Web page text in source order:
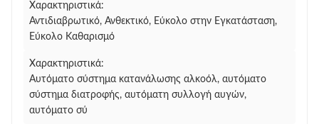
Χαρακτηριστικά:
Αντιδιαβρωτικό, Ανθεκτικό, Εύκολο στην Εγκατάσταση,
Εύκολο Καθαρισμό
Χαρακτηριστικά:
Αυτόματο σύστημα κατανάλωσης αλκοόλ, αυτόματο
σύστημα διατροφής, αυτόματη συλλογή αυγών,
αυτόματο σύ